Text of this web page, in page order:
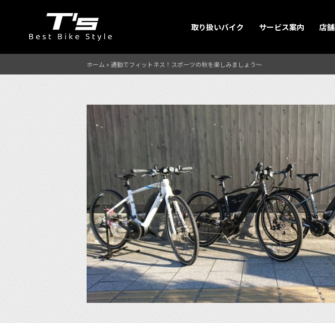
取り扱いバイク サービス案内 店
ホーム » 通勤でフィットネス！スポーツの秋を楽しみましょう〜